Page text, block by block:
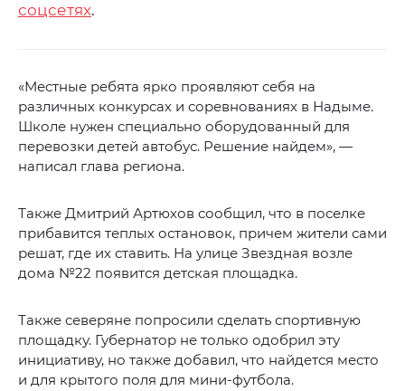
соцсетях.
«Местные ребята ярко проявляют себя на
различных конкурсах и соревнованиях в Надыме.
Школе нужен специально оборудованный для
перевозки детей автобус. Решение найдем», —
написал глава региона.
Также Дмитрий Артюхов сообщил, что в поселке
прибавится теплых остановок, причем жители сами
решат, где их ставить. На улице Звездная возле
дома №22 появится детская площадка.
Также северяне попросили сделать спортивную
площадку. Губернатор не только одобрил эту
инициативу, но также добавил, что найдется место
и для крытого поля для мини-футбола.